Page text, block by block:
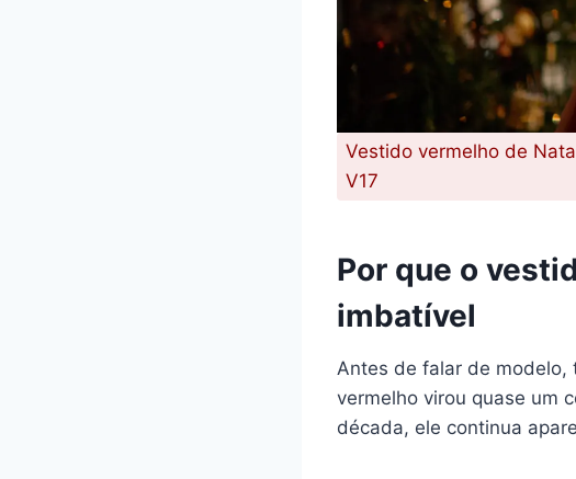
Vestido vermelho de
V17
Por que o
imbatível
Antes de falar de modelo,
vermelho virou quase um
década, ele continua